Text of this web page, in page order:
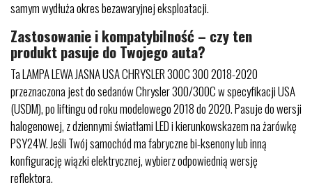
samym wydłuża okres bezawaryjnej eksploatacji.
Zastosowanie i kompatybilność – czy ten
produkt pasuje do Twojego auta?
Ta LAMPA LEWA JASNA USA CHRYSLER 300C 300 2018-2020
przeznaczona jest do sedanów Chrysler 300/300C w specyfikacji USA
(USDM), po liftingu od roku modelowego 2018 do 2020. Pasuje do wersji
halogenowej, z dziennymi światłami LED i kierunkowskazem na żarówkę
PSY24W. Jeśli Twój samochód ma fabryczne bi-ksenony lub inną
konfigurację wiązki elektrycznej, wybierz odpowiednią wersję
reflektora.